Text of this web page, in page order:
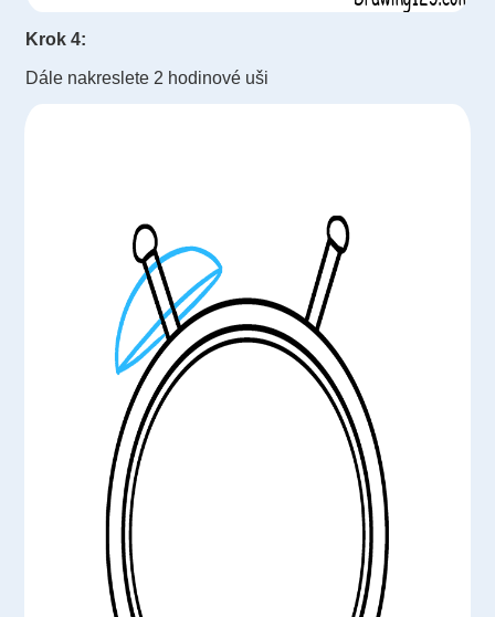
Krok 4:
Dále nakreslete 2 hodinové uši